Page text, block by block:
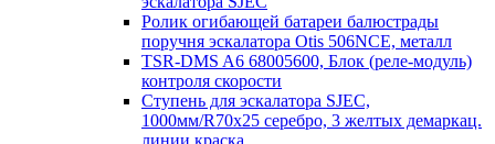
Ролик огибающей батареи балюстрады
поручня эскалатора Otis 506NCE, металл
TSR-DMS A6 68005600, Блок (реле-модуль)
контроля скорости
Ступень для эскалатора SJEC,
1000мм/R70x25 серебро, 3 желтых демаркац.
линии краска